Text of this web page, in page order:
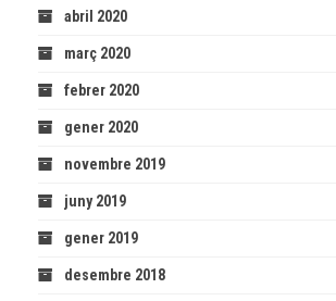
abril 2020
març 2020
febrer 2020
gener 2020
novembre 2019
juny 2019
gener 2019
desembre 2018